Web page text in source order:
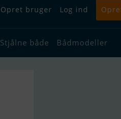
Opret bruger Log ind
Stjålne både Bådmodeller